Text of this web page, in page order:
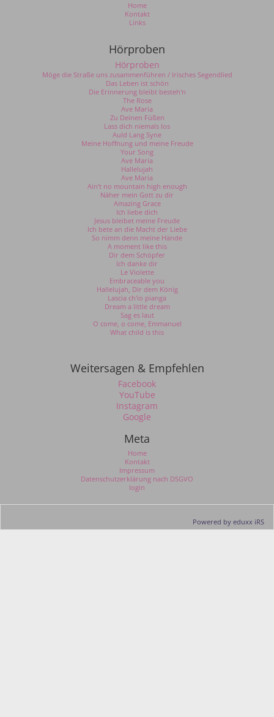
Home
Kontakt
Links
Hörproben
Hörproben
Möge die Straße uns zusammenführen / Irisches Segendlied
Das Leben ist schön
Die Erinnerung bleibt besteh'n
The Rose
Ave Maria
Zu Deinen Füßen
Lass dich niemals los
Auld Lang Syne
Meine Hoffnung und meine Freude
Your Song
Ave Maria
Hallelujah
Ave Maria
Ain't no mountain high enough
Näher mein Gott zu dir
Amazing Grace
Ich liebe dich
Jesus bleibet meine Freude
Ich bete an die Macht der Liebe
So nimm denn meine Hände
A moment like this
Dir dem Schöpfer
Ich danke dir
Le Violette
Embraceable you
Hallelujah, Dir dem König
Lascia ch'io pianga
Dream a little dream
Sag es laut
O come, o come, Emmanuel
What child is this
Weitersagen & Empfehlen
Facebook
YouTube
Instagram
Google
Meta
Home
Kontakt
Impressum
Datenschutzerklärung nach DSGVO
login
Powered by eduxx iRS